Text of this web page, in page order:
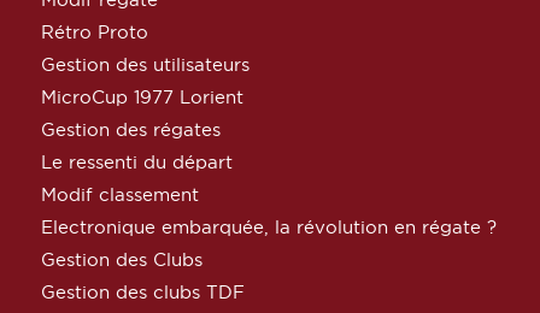
Rétro Proto
Gestion des utilisateurs
MicroCup 1977 Lorient
Gestion des régates
Le ressenti du départ
Modif classement
Electronique embarquée, la révolution en régate ?
Gestion des Clubs
Gestion des clubs TDF